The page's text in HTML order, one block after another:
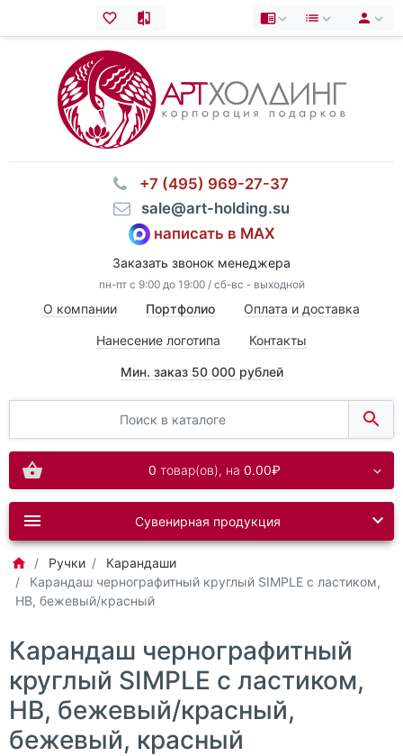
⠀+7 (495) 969-27-37
⠀sale@art-holding.su
написать в MAX
Заказать звонок менеджера
пн-пт с 9:00 до 19:00 / сб-вс - выходной
О компании Портфолио Оплата и доставка
Нанесение логотипа Контакты
Мин. заказ 50 000 рублей
0 товар(ов), на 0.00₽
Сувенирная продукция
Ручки
Карандаши
Карандаш чернографитный круглый SIMPLE с ластиком,
HB, бежевый/красный
Карандаш чернографитный
круглый SIMPLE с ластиком,
HB, бежевый/красный,
бежевый, красный